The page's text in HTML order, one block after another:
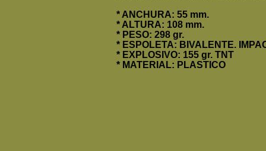
* ANCHURA: 55 mm.
* ALTURA: 108 mm.
* PESO: 298 gr.
* ESPOLETA: BIVALENTE.
* EXPLOSIVO: 155 gr. TNT
* MATERIAL: PLASTICO